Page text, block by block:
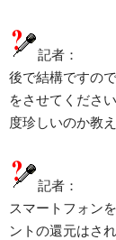
記者：
後で結構ですの
をさせてくださ
度珍しいのか教
記者：
スマートフォン
ントの還元はさ